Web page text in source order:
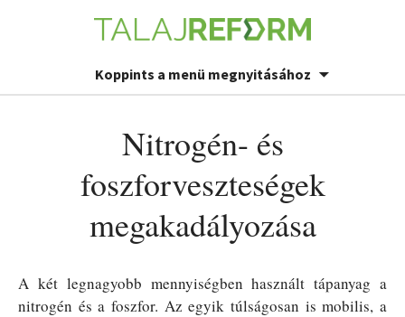
Koppints a menü megnyitásához
Nitrogén- és
foszforveszteségek
megakadályozása
A két legnagyobb mennyiségben használt tápanyag a
nitrogén és a foszfor. Az egyik túlságosan is mobilis, a